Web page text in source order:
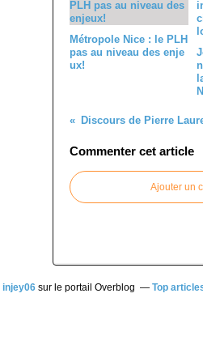
Métropole Nice : le PLH
pas au niveau des enje
ux!
Commenter cet article
Ajouter un
injey06 sur le portail Overblog Top